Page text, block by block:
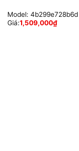
Model: 4b299e728b6d
Giá:1,509,000₫